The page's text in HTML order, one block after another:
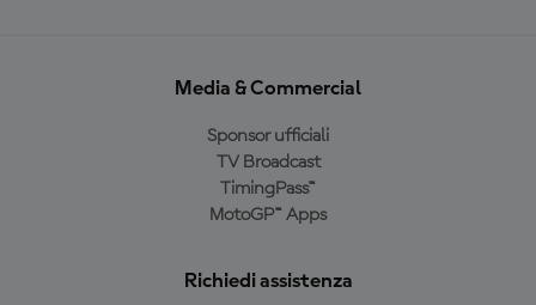
Media & Commercial
Sponsor ufficiali
TV Broadcast
TimingPass™
MotoGP™ Apps
Richiedi assistenza